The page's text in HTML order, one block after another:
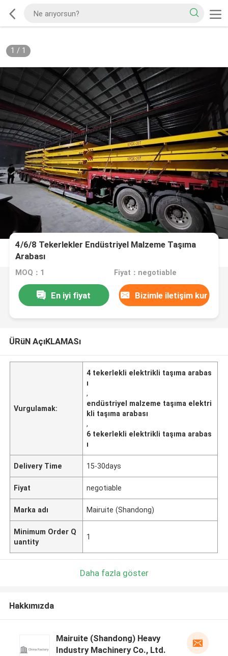
1 / 1
4/6/8 Tekerlekler Endüstriyel Malzeme Taşıma
Arabası
MOQ：1 Fiyat：negotiable
En iyi fiyat Bizimle iletişim kur
ÜRüN AçıKLAMASı
Vurgulamak:
4 tekerlekli elektrikli taşıma arabas
ı
,
endüstriyel malzeme taşıma elektri
kli taşıma arabası
,
6 tekerlekli elektrikli taşıma arabas
ı
Delivery Time 15-30days
Fiyat negotiable
Marka adı Mairuite (Shandong)
Minimum Order Q
uantity
1
Daha fazla göster
Hakkımızda
Mairuite (Shandong) Heavy
Industry Machinery Co., Ltd.